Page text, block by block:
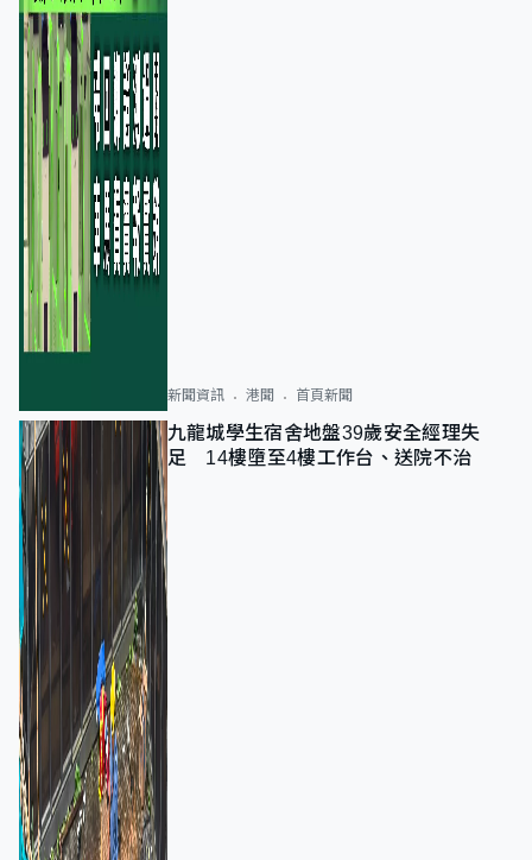
新聞資訊 港聞 首頁新聞
九龍城學生宿舍地盤39歲安全經理失
足 14樓墮至4樓工作台、送院不治